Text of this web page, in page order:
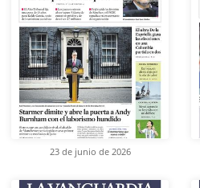
23 de junio de 2026